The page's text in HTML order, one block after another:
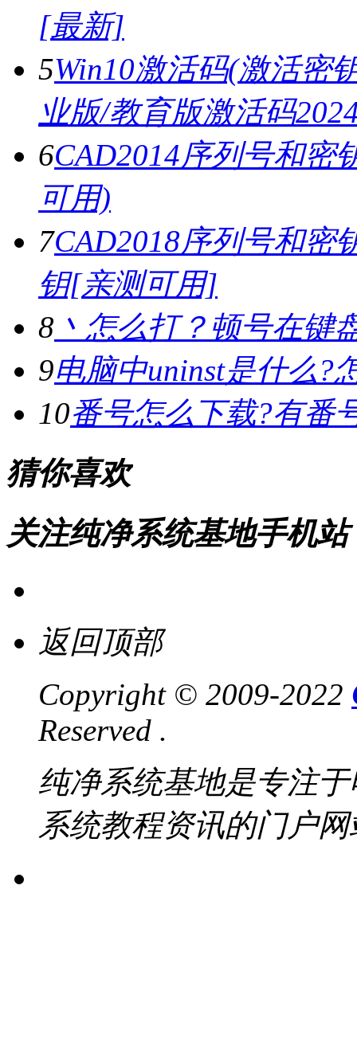
[最新]
5Win10激活码(激活密
业版/教育版激活码
6CAD2014序列号和密
可用)
7CAD2018序列号和密
钥[亲测可用]
8 丶怎么打？顿号在键
9电脑中uninst是什么?
10番号怎么下载?有番
猜你喜欢
关注纯净系统基地手机站
返回顶部
Copyright © 2009-2022
Reserved .
纯净系统基地是专注
系统教程资讯的门户